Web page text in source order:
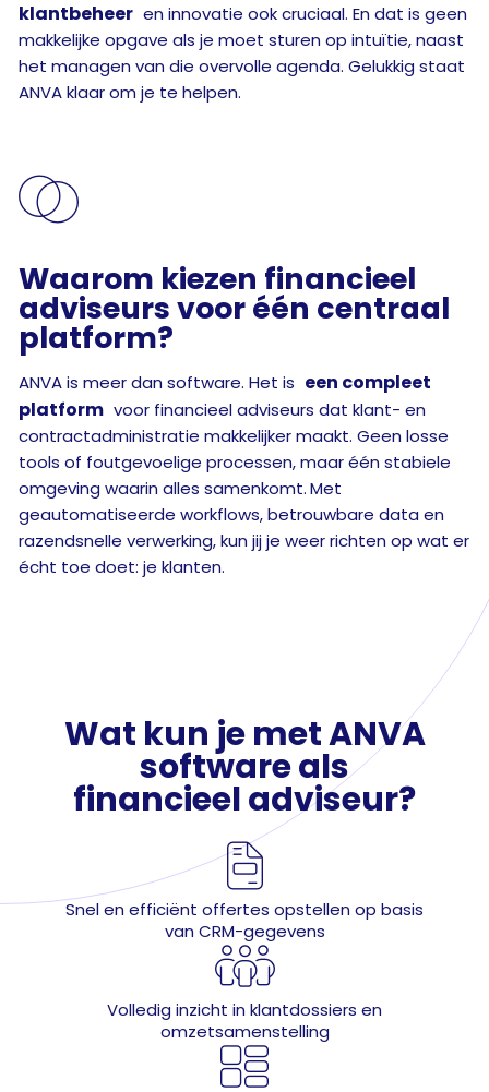
klantbeheer en innovatie ook cruciaal. En dat is geen
makkelijke opgave als je moet sturen op intuïtie, naast
het managen van die overvolle agenda. Gelukkig staat
ANVA klaar om je te helpen.

Waarom kiezen financieel
adviseurs voor één centraal
platform?
ANVA is meer dan software. Het is een compleet
platform voor financieel adviseurs dat klant- en
contractadministratie makkelijker maakt. Geen losse
tools of foutgevoelige processen, maar één stabiele
omgeving waarin alles samenkomt.Met
geautomatiseerde workflows, betrouwbare data en
razendsnelle verwerking, kun jij je weer richten op wat er
écht toe doet: je klanten.
Wat kun je met ANVA
software als
financieel adviseur?

Snel en efficiënt offertes opstellen op basis
van CRM-gegevens

Volledig inzicht in klantdossiers en
omzetsamenstelling
